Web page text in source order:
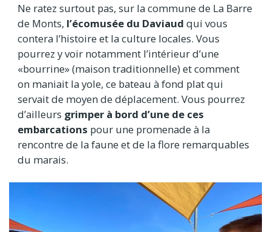
Ne ratez surtout pas, sur la commune de La Barre
de Monts, l’écomusée du Daviaud qui vous
contera l’histoire et la culture locales. Vous
pourrez y voir notamment l’intérieur d’une
«bourrine» (maison traditionnelle) et comment
on maniait la yole, ce bateau à fond plat qui
servait de moyen de déplacement. Vous pourrez
d’ailleurs grimper à bord d’une de ces
embarcations pour une promenade à la
rencontre de la faune et de la flore remarquables
du marais.